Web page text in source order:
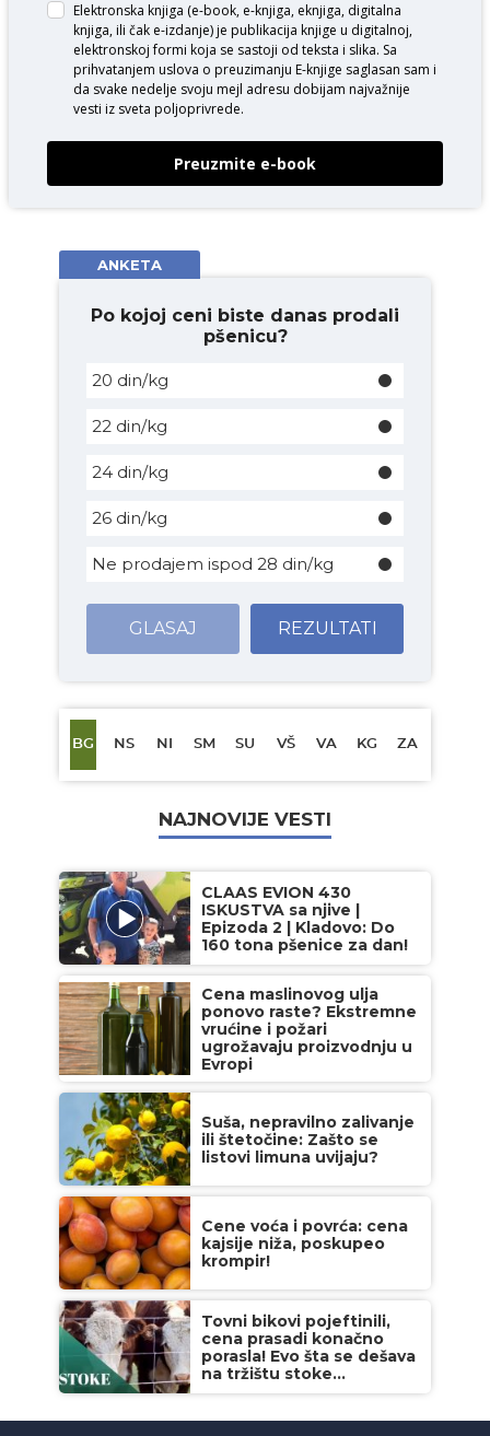
Elektronska knjiga (e-book, e-knjiga, eknjiga, digitalna
knjiga, ili čak e-izdanje) je publikacija knjige u digitalnoj,
elektronskoj formi koja se sastoji od teksta i slika. Sa
prihvatanjem uslova o preuzimanju E-knjige saglasan sam i
da svake nedelje svoju mejl adresu dobijam najvažnije
vesti iz sveta poljoprivrede.
Preuzmite e-book
ANKETA
Po kojoj ceni biste danas prodali
pšenicu?
20 din/kg
22 din/kg
24 din/kg
26 din/kg
Ne prodajem ispod 28 din/kg
GLASAJ REZULTATI
BG NS NI SM SU VŠ VA KG ZA
NAJNOVIJE VESTI
CLAAS EVION 430
ISKUSTVA sa njive |
Epizoda 2 | Kladovo: Do
160 tona pšenice za dan!
Cena maslinovog ulja
ponovo raste? Ekstremne
vrućine i požari
ugrožavaju proizvodnju u
Evropi
Suša, nepravilno zalivanje
ili štetočine: Zašto se
listovi limuna uvijaju?
Cene voća i povrća: cena
kajsije niža, poskupeo
krompir!
Tovni bikovi pojeftinili,
cena prasadi konačno
porasla! Evo šta se dešava
na tržištu stoke...